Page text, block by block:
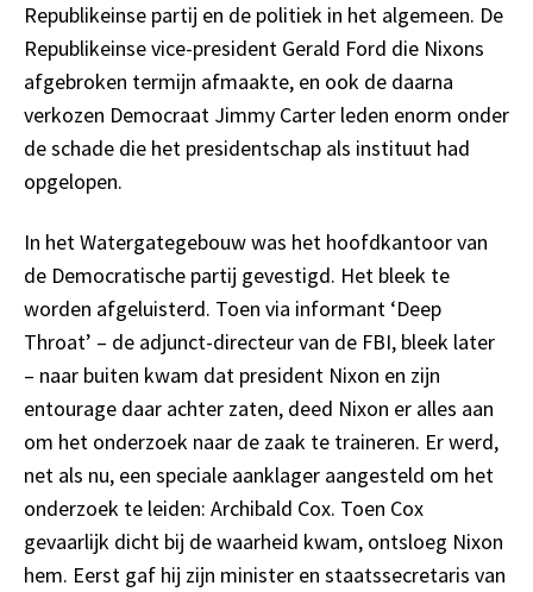
Republikeinse partij en de politiek in het algemeen. De
Republikeinse vice-president Gerald Ford die Nixons
afgebroken termijn afmaakte, en ook de daarna
verkozen Democraat Jimmy Carter leden enorm onder
de schade die het presidentschap als instituut had
opgelopen.
In het Watergategebouw was het hoofdkantoor van
de Democratische partij gevestigd. Het bleek te
worden afgeluisterd. Toen via informant ‘Deep
Throat’ – de adjunct-directeur van de FBI, bleek later
– naar buiten kwam dat president Nixon en zijn
entourage daar achter zaten, deed Nixon er alles aan
om het onderzoek naar de zaak te traineren. Er werd,
net als nu, een speciale aanklager aangesteld om het
onderzoek te leiden: Archibald Cox. Toen Cox
gevaarlijk dicht bij de waarheid kwam, ontsloeg Nixon
hem. Eerst gaf hij zijn minister en staatssecretaris van